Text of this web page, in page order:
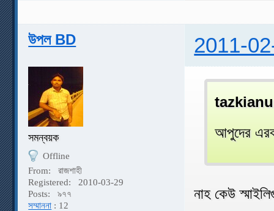
উপল BD 2011-
সমন্বয়ক
Offline
From:
রাজশাহী
Registered:
2010-03-29
Posts:
৯৭৭
সম্মাননা : 12
আপুদের
নাহ কেউ